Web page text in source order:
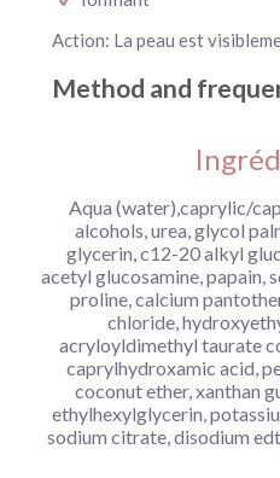
Action: La peau est
Method and
Aqua (water),caprylic/
alcohols, urea, glycol
glycerin, c12-20 alkyl
acetyl glucosamine, papain,
proline, calcium
chloride,
acryloyldimethyl taurate
caprylhydroxamic acid,
coconut ether, xanthan
ethylhexylglycerin,
sodium citrate, disodium